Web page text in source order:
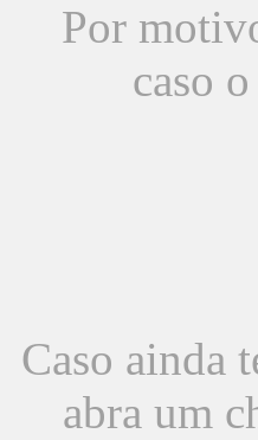
Por
caso
Caso ainda
abra um